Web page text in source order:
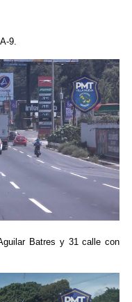
9.
Batres y 31 calle con